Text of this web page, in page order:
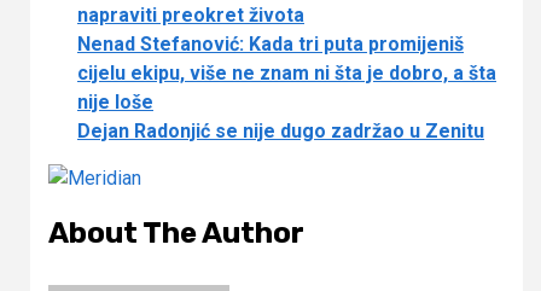
napraviti preokret života
Nenad Stefanović: Kada tri puta promijeniš
cijelu ekipu, više ne znam ni šta je dobro, a šta
nije loše
Dejan Radonjić se nije dugo zadržao u Zenitu
About The Author